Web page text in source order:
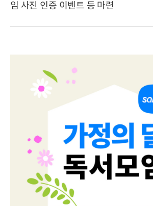
임 사진 인증 이벤트 등 마련